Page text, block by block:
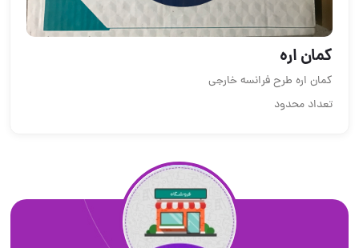
کمان اره
کمان اره طرح فرانسه خارجی
تعداد محدود